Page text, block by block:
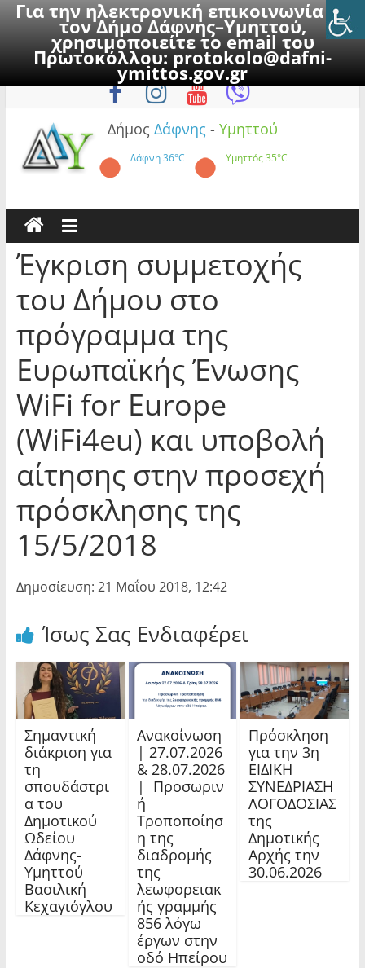
Για την ηλεκτρονική επικοινωνία με
τον Δήμο Δάφνης–Υμηττού,
χρησιμοποιείτε το email του
Πρωτοκόλλου:protokolo@dafni-
ymittos.gov.gr
to
Σάββατο, 8 Αυγούστου 2026
Δήμος Δάφνης - Υμηττού
Δάφνη36°C Υμηττός35°C
Έγκριση συμμετοχής
του Δήμου στο
πρόγραμμα της
Ευρωπαϊκής Ένωσης
WiFi for Europe
(WiFi4eu) και υποβολή
αίτησης στην προσεχή
πρόσκλησης της
15/5/2018
Δημοσίευση: 21 Μαΐου 2018, 12:42
Ίσως Σας Ενδιαφέρει
Σημαντική
διάκριση για
τη
σπουδάστρι
α του
Δημοτικού
Ωδείου
Δάφνης-
Υμηττού
Βασιλική
Κεχαγιόγλου
Ανακοίνωση
| 27.07.2026
& 28.07.2026
| Προσωριν
ή
Τροποποίησ
η της
διαδρομής
της
λεωφορειακ
ής γραμμής
856 λόγω
έργων στην
οδό Ηπείρου
Πρόσκληση
για την 3η
ΕΙΔΙΚΗ
ΣΥΝΕΔΡΙΑΣΗ
ΛΟΓΟΔΟΣΙΑΣ
της
Δημοτικής
Αρχής την
30.06.2026